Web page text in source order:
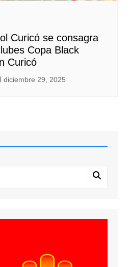
Curicó se consagra
Copa Black
Curicó
diciembre 29, 2025